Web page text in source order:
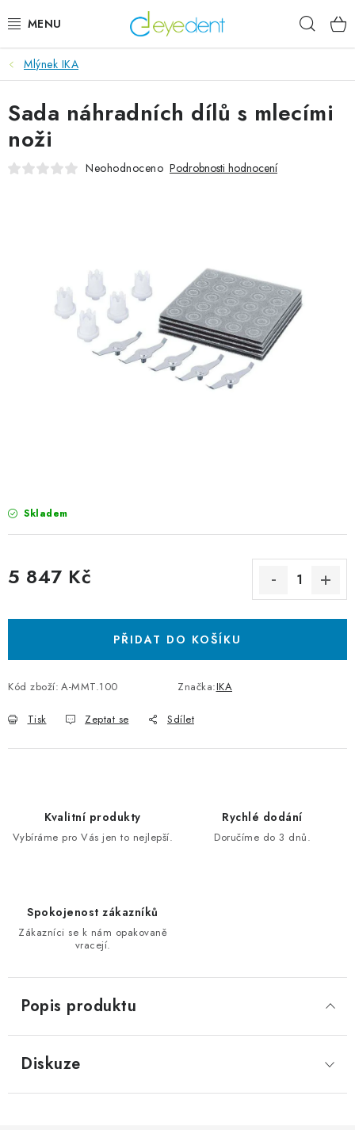
na
E-SHOP
IMPLANTÁTY GLOBAL D
NOVINKY
Mlýnek IKA
Skladem
5 847 Kč
PŘIDAT DO KOŠÍKU
Kód zboží: A-MMT.100 Značka:IKA
Tisk Zeptat se Sdílet
Sada náhradních dílů s mlecími
noži
Neohodnoceno Podrobnosti hodnocení
Kvalitní produkty
Vybíráme pro Vás jen to nejlepší.
Rychlé dodání
Doručíme do 3 dnů.
Spokojenost zákazníků
Zákazníci se k nám opakovaně
vracejí.
Popis produktu
Diskuze